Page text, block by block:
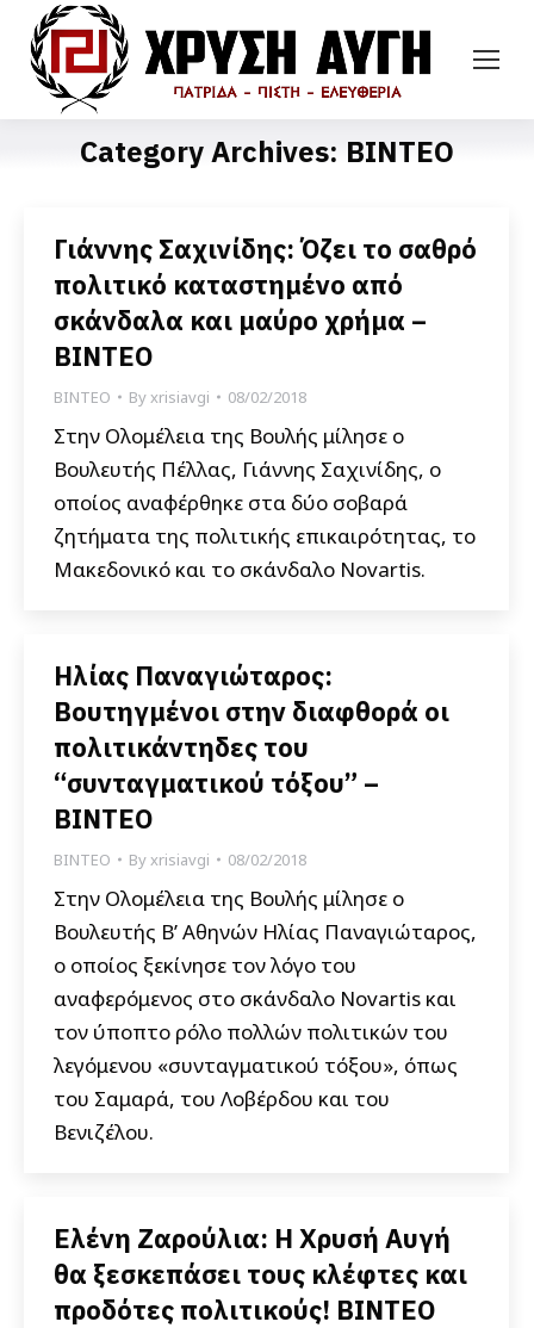
Category Archives: ΒΙΝΤΕΟ
Γιάννης Σαχινίδης: Όζει το σαθρό
πολιτικό καταστημένο από
σκάνδαλα και μαύρο χρήμα –
ΒΙΝΤΕΟ
ΒΙΝΤΕΟ Byxrisiavgi 08/02/2018
Στην Ολομέλεια της Βουλής μίλησε ο
Βουλευτής Πέλλας, Γιάννης Σαχινίδης, ο
οποίος αναφέρθηκε στα δύο σοβαρά
ζητήματα της πολιτικής επικαιρότητας, το
Μακεδονικό και το σκάνδαλο Novartis.
Ηλίας Παναγιώταρος:
Βουτηγμένοι στην διαφθορά οι
πολιτικάντηδες του
“συνταγματικού τόξου” –
ΒΙΝΤΕΟ
ΒΙΝΤΕΟ Byxrisiavgi 08/02/2018
Στην Ολομέλεια της Βουλής μίλησε ο
Βουλευτής Β’ Αθηνών Ηλίας Παναγιώταρος,
ο οποίος ξεκίνησε τον λόγο του
αναφερόμενος στο σκάνδαλο Novartis και
τον ύποπτο ρόλο πολλών πολιτικών του
λεγόμενου «συνταγματικού τόξου», όπως
του Σαμαρά, του Λοβέρδου και του
Βενιζέλου.
Ελένη Ζαρούλια: Η Χρυσή Αυγή
θα ξεσκεπάσει τους κλέφτες και
προδότες πολιτικούς! ΒΙΝΤΕΟ